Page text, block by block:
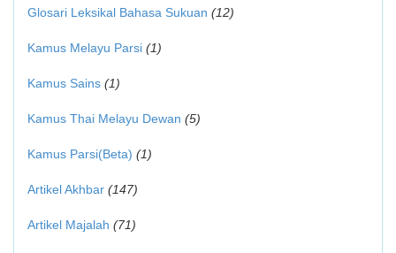
Glosari Leksikal Bahasa Sukuan (12)
Kamus Melayu Parsi (1)
Kamus Sains (1)
Kamus Thai Melayu Dewan (5)
Kamus Parsi(Beta) (1)
Artikel Akhbar (147)
Artikel Majalah (71)